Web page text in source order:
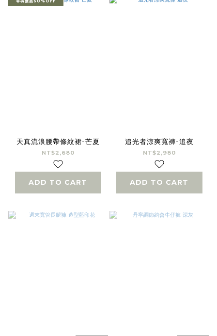
天真流浪腰帶條紋裙-芒夏
NT$2,680
ADD TO CART
追光者涼爽寬褲-追夜
NT$2,980
ADD TO CART